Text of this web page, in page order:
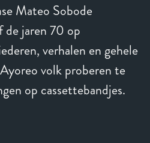
Mateo Sobode
de jaren 70 op
verhalen en gehele
volk proberen te
op cassettebandjes.